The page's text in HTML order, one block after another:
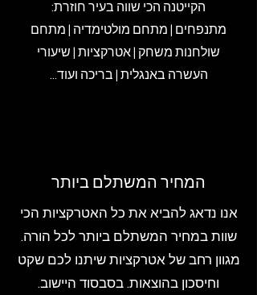
הקייטנה הכי שווה בעיר חוזרת:
מתנפחים | מתחם מולטימדיה | מתחם
שולחנות משחק | אטרקציות | שיעורי
העשרה באנגלית | בריכה ועוד...
המחיר המשתלם ביותר
אנו נדאג להביא את כל האטרקציות הכי
שוות במחיר המשתלם ביותר לכל הורה.
מגוון רחב של אטרקציות שיתנו לכם שקט
וחיסכון בהוצאות. בסבסוד היישוב.